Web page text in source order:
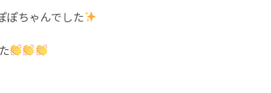
ぽちゃんでした